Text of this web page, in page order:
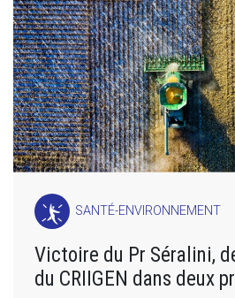
SANTÉ-ENVIRONNEMENT
Victoire du Pr Séralini,
du CRIIGEN dans deux